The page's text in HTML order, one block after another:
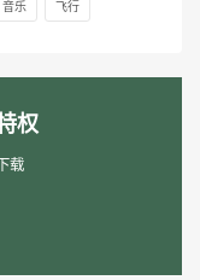
音乐 飞行
权
载